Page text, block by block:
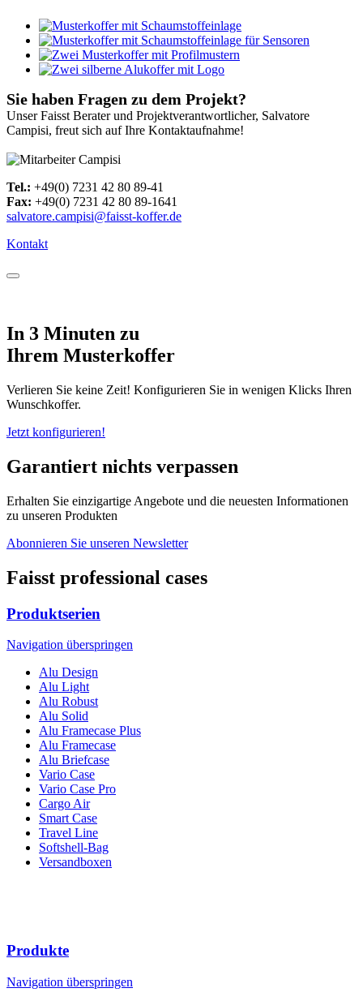
Sie haben Fragen zu dem Projekt?
Unser Faisst Berater und Projektverantwortlicher, Salvatore
Campisi, freut sich auf Ihre Kontaktaufnahme!
Tel.: +49(0) 7231 42 80 89-41
Fax: +49(0) 7231 42 80 89-1641
salvatore.campisi@faisst-koffer.de
Kontakt
In 3 Minuten zu
Ihrem Musterkoffer
Verlieren Sie keine Zeit! Konfigurieren Sie in wenigen Klicks Ihren
Wunschkoffer.
Jetzt konfigurieren!
Garantiert nichts verpassen
Erhalten Sie einzigartige Angebote und die neuesten Informationen
zu unseren Produkten
Abonnieren Sie unseren Newsletter
Faisst professional cases
Produktserien
Navigation überspringen
Alu Design
Alu Light
Alu Robust
Alu Solid
Alu Framecase Plus
Alu Framecase
Alu Briefcase
Vario Case
Vario Case Pro
Cargo Air
Smart Case
Travel Line
Softshell-Bag
Versandboxen
Produkte
Navigation überspringen